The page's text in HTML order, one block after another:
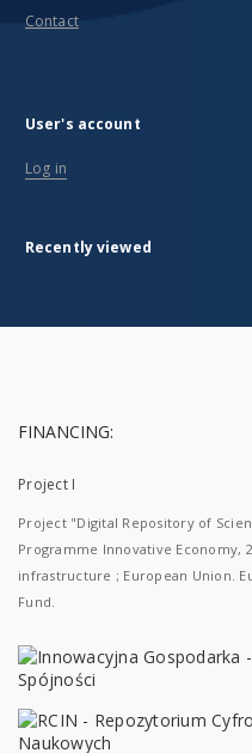
Contact
User's account
Log in
Recently viewed
FINANCING:
Project I
Project "Digital Repository of
Programme Innovative Economy,
infrastructure ; European Union.
Fund.